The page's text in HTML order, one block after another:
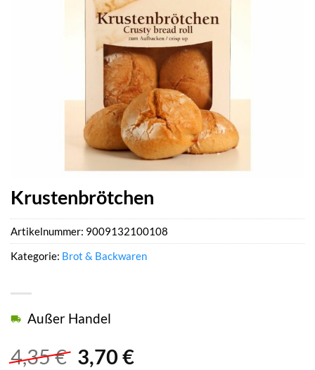
Krustenbrötchen
4,35€ Ursprünglicher
3,70 €Aktueller
Außer Handel
Artikelnummer: 9009132100108
Kategorie: Brot & Backwaren